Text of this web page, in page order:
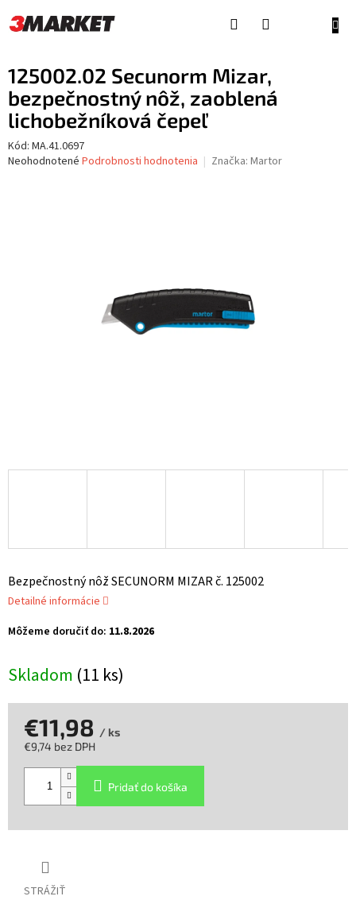
na
obsah
125002.02 Secunorm Mizar,
bezpečnostný nôž, zaoblená
lichobežníková čepeľ
Kód: MA.41.0697
Priemerné
Neohodnotené Podrobnosti hodnotenia Značka: Martor
Skladom (11 ks)
Môžeme doručiť do: 11.8.2026
Bezpečnostný nôž SECUNORM MIZAR č. 125002
Detailné informácie
STRÁŽIŤ
€11,98 / ks
€9,74 bez DPH
Pridať do košíka